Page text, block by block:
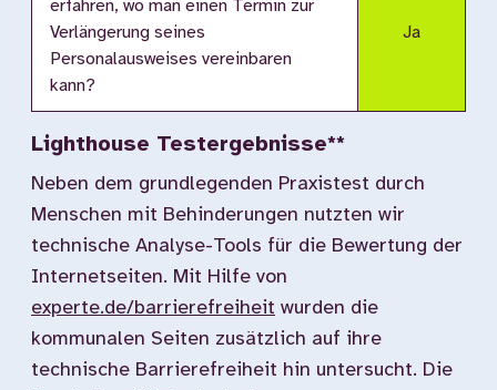
erfahren, wo man einen Termin zur
Verlängerung seines
Personalausweises vereinbaren
kann?
Ja
Lighthouse Testergebnisse**
Neben dem grundlegenden Praxistest durch
Menschen mit Behinderungen nutzten wir
technische Analyse-Tools für die Bewertung der
Internetseiten. Mit Hilfe von
experte.de/barrierefreiheit wurden die
kommunalen Seiten zusätzlich auf ihre
technische Barrierefreiheit hin untersucht. Die